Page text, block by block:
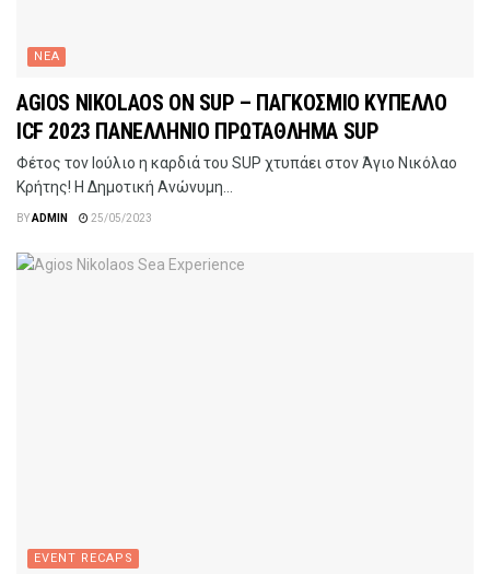
ΝΕΑ
AGIOS NIKOLAOS ON SUP – ΠΑΓΚΟΣΜΙΟ ΚΥΠΕΛΛΟ
ICF 2023 ΠΑΝΕΛΛΗΝΙΟ ΠΡΩΤΑΘΛΗΜΑ SUP
Φέτος τον Ιούλιο η καρδιά του SUP χτυπάει στον Άγιο Νικόλαο
Κρήτης! Η Δημοτική Ανώνυμη...
BYADMIN 25/05/2023
EVENT RECAPS